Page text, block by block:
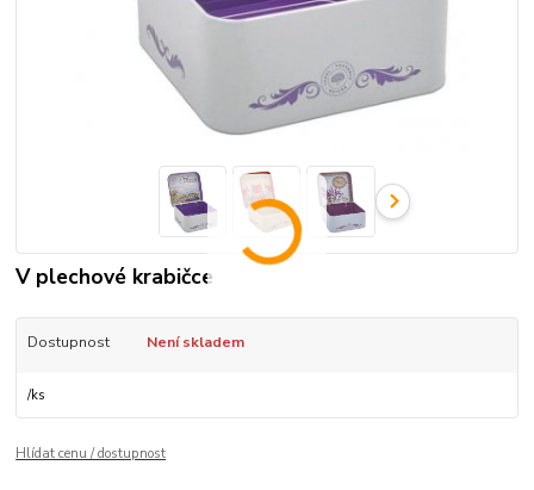
V plechové krabičce
Dostupnost Není skladem
/ks
Hlídat cenu / dostupnost